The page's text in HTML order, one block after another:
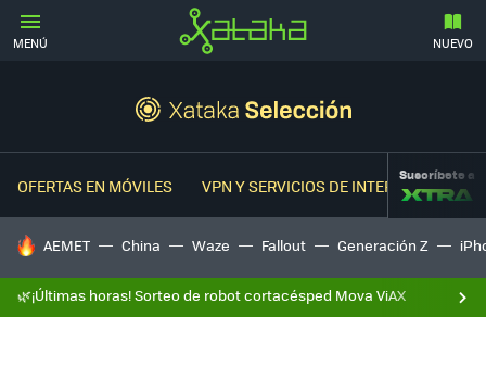
MENÚ NUEVO
OFERTAS EN MÓVILES VPN Y SERVICIOS DE INTERNETSuscríbete a
HOY SE HABLA DE
AEMET China Waze Fallout Generación Z
🌿¡Últimas horas! Sorteo de robot cortacésped Mova ViAX